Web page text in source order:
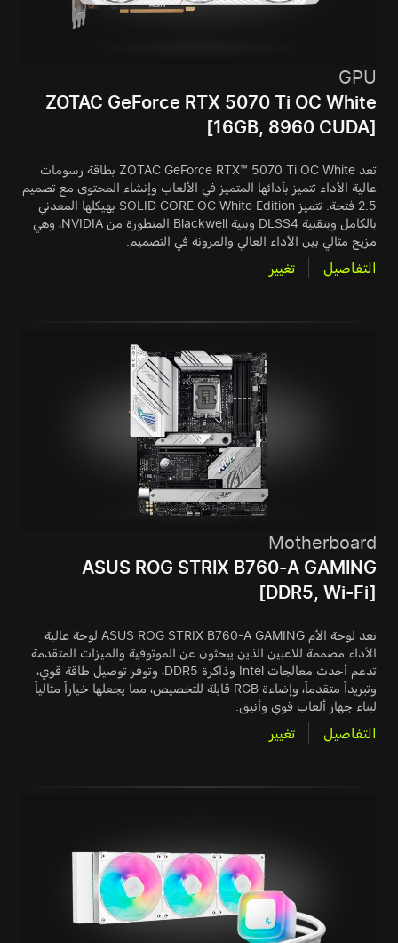
GPU
ZOTAC GeForce RTX 5070 Ti OC White
[16GB, 8960 CUDA]
تعد ZOTAC GeForce RTX™ 5070 Ti OC White بطاقة رسومات
عالية الأداء تتميز بأدائها المتميز في الألعاب وإنشاء المحتوى مع تصميم
2.5 فتحة. تتميز SOLID CORE OC White Edition بهيكلها المعدني
بالكامل وبتقنية DLSS4 وبنية Blackwell المتطورة من NVIDIA، وهي
مزيج مثالي بين الأداء العالي والمرونة في التصميم.
التفاصيل تغيير
Motherboard
ASUS ROG STRIX B760-A GAMING
[DDR5, Wi-Fi]
تعد لوحة الأم ASUS ROG STRIX B760-A GAMING لوحة عالية
الأداء مصممة للاعبين الذين يبحثون عن الموثوقية والميزات المتقدمة.
تدعم أحدث معالجات Intel وذاكرة DDR5، وتوفر توصيل طاقة قوي،
وتبريداً متقدماً، وإضاءة RGB قابلة للتخصيص، مما يجعلها خياراً مثالياً
لبناء جهاز ألعاب قوي وأنيق.
التفاصيل تغيير